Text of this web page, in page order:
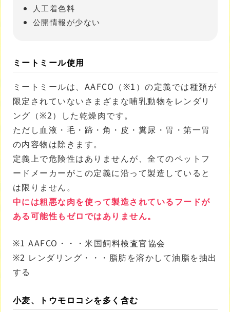
人工着色料
公開情報が少ない
ミートミール使用
ミートミールは、AAFCO（※1）の定義では種類が
限定されていないさまざまな哺乳動物をレンダリ
ング（※2）した乾燥肉です。
ただし血液・毛・蹄・角・皮・糞尿・胃・第一胃
の内容物は除きます。
定義上で危険性はありませんが、全てのペットフ
ードメーカーがこの定義に沿って製造していると
は限りません。
中には粗悪な肉を使って製造されているフードが
ある可能性もゼロではありません。
※1 AAFCO・・・米国飼料検査官協会
※2 レンダリング・・・脂肪を溶かして油脂を抽出
する
小麦、トウモロコシを多く含む